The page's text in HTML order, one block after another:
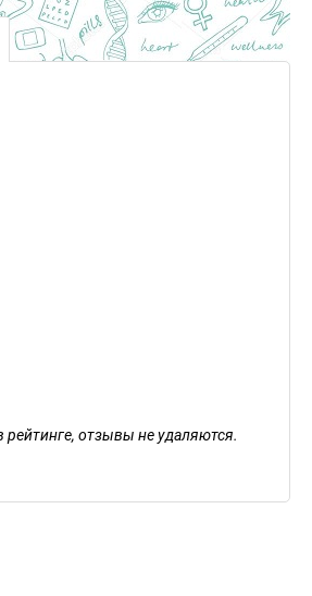
отзывы не удаляются.